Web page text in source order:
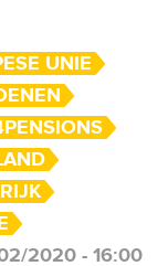
UNIE
2020 - 16:00